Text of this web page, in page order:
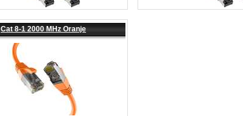
Cat 8-1 2000 MHz Oranje